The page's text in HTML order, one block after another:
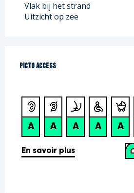
Vlak bij het strand
Uitzicht op zee
Picto Access
Picto Access